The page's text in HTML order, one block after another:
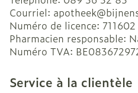
Courriel: apotheek@
Numéro de licence: 711602
Pharmacien responsable:
Numéro TVA:
Service à la clientèle